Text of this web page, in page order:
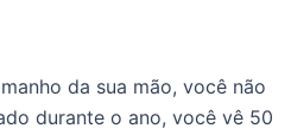
da sua mão, você não
durante o ano, você vê 50